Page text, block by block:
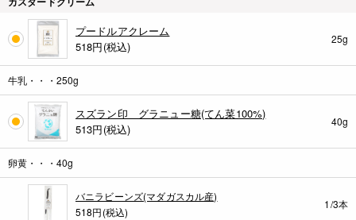
プードルアクレーム
518円(税込)
25g
牛乳・・・250g
スズラン印 グラニュー糖(てん菜100%)
513円(税込)
40g
卵黄・・・40g
バニラビーンズ(マダガスカル産)
518円(税込)
1/3本